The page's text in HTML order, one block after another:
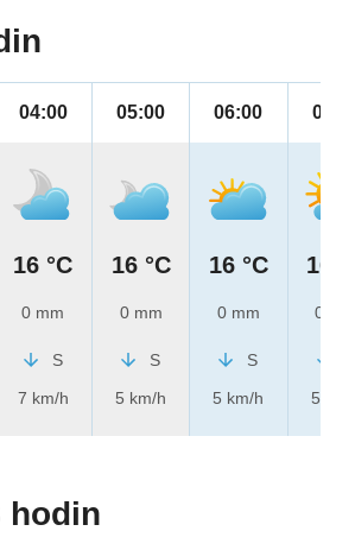
04:00
16 °C
0 mm
S
7 km/h
05:00
16 °C
0 mm
S
5 km/h
06:00
16 °C
0 mm
S
5 km/h
07:00
16 °C
0 mm
5 km/h
hodin